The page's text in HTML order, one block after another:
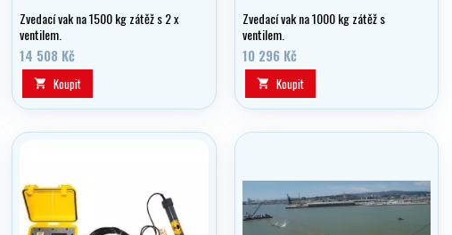
Zvedací vak na 1500 kg zátěž s 2 x
ventilem.
14 508 Kč
 Koupit
Zvedací vak na 1000 kg zátěž s
ventilem.
10 296 Kč
 Koupit